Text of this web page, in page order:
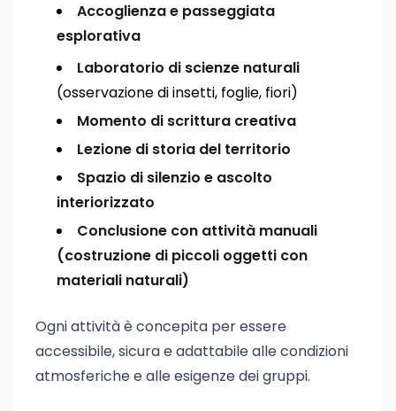
Accoglienza e passeggiata
esplorativa
Laboratorio di scienze naturali
(osservazione di insetti, foglie, fiori)
Momento di scrittura creativa
Lezione di storia del territorio
Spazio di silenzio e ascolto
interiorizzato
Conclusione con attività manuali
(costruzione di piccoli oggetti con
materiali naturali)
Ogni attività è concepita per essere
accessibile, sicura e adattabile alle condizioni
atmosferiche e alle esigenze dei gruppi.